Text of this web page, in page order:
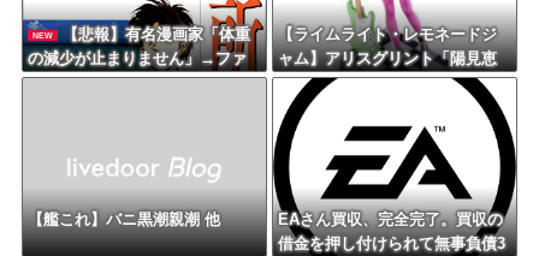
NEW
【悲報】有名漫画家「体重
の減少が止まりません」→ファ
ンから心配の声
【ライムライト・レモネードジ
ャム】アリスグリント「陽見恵
凪 1/3.5」フィギュア【予約開
始】
【艦これ】バニ黒潮親潮 他
EAさん買収、完全完了。買収の
借金を押し付けられて無事負債3